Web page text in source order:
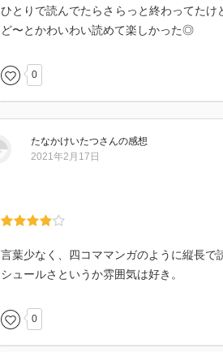
ひとりで読んでたらさらっと終わってた
ど〜とかわいわい読めて楽しかった◎
0
たなかけいたつさんの感想
2021年2月17日
言葉少なく、四コママンガのように縦長で
シュールさというか雰囲気は好き。
0